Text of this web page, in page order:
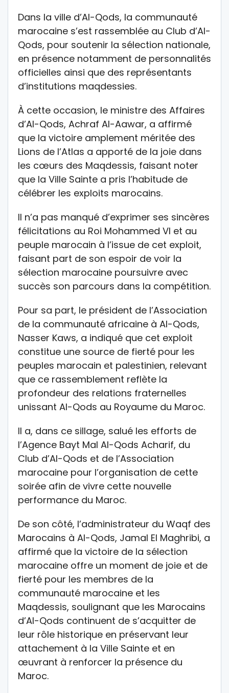
Dans la ville d’Al-Qods, la communauté
marocaine s’est rassemblée au Club d’Al-
Qods, pour soutenir la sélection nationale,
en présence notamment de personnalités
officielles ainsi que des représentants
d’institutions maqdessies.
À cette occasion, le ministre des Affaires
d’Al-Qods, Achraf Al-Aawar, a affirmé
que la victoire amplement méritée des
Lions de l’Atlas a apporté de la joie dans
les cœurs des Maqdessis, faisant noter
que la Ville Sainte a pris l’habitude de
célébrer les exploits marocains.
Il n’a pas manqué d’exprimer ses sincères
félicitations au Roi Mohammed VI et au
peuple marocain à l’issue de cet exploit,
faisant part de son espoir de voir la
sélection marocaine poursuivre avec
succès son parcours dans la compétition.
Pour sa part, le président de l’Association
de la communauté africaine à Al-Qods,
Nasser Kaws, a indiqué que cet exploit
constitue une source de fierté pour les
peuples marocain et palestinien, relevant
que ce rassemblement reflète la
profondeur des relations fraternelles
unissant Al-Qods au Royaume du Maroc.
Il a, dans ce sillage, salué les efforts de
l’Agence Bayt Mal Al-Qods Acharif, du
Club d’Al-Qods et de l’Association
marocaine pour l’organisation de cette
soirée afin de vivre cette nouvelle
performance du Maroc.
De son côté, l’administrateur du Waqf des
Marocains à Al-Qods, Jamal El Maghribi, a
affirmé que la victoire de la sélection
marocaine offre un moment de joie et de
fierté pour les membres de la
communauté marocaine et les
Maqdessis, soulignant que les Marocains
d’Al-Qods continuent de s’acquitter de
leur rôle historique en préservant leur
attachement à la Ville Sainte et en
œuvrant à renforcer la présence du
Maroc.